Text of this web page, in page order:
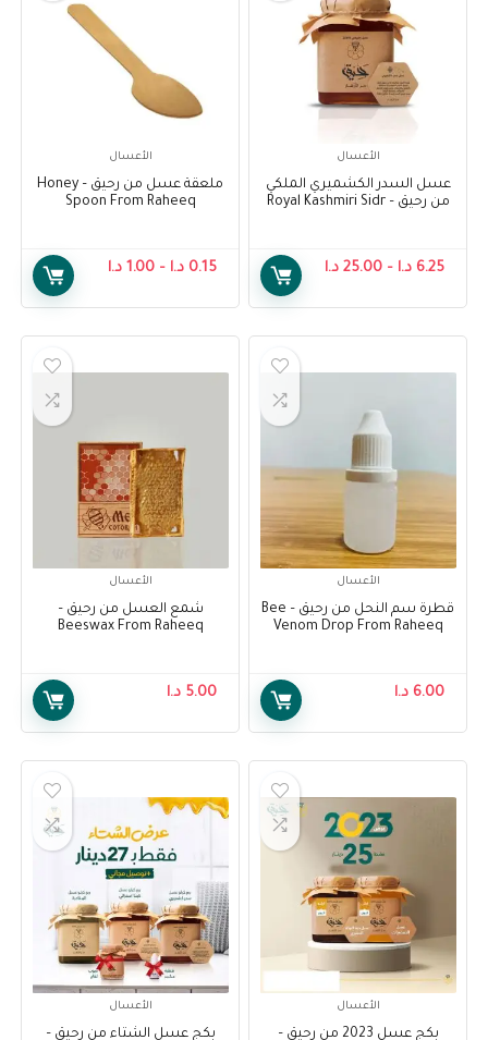
الأعسال
عسل السدر الكشميري الملكي
من رحيق – Royal Kashmiri Sidr
6.25 د.ا –
25.00 د.ا
الأعسال
ملعقة عسل من رحيق – Honey
Spoon From Raheeq
0.15 د.ا –
1.00 د.ا
الأعسال
قطرة سم النحل من رحيق – Bee
Venom Drop From Raheeq
6.00 د.ا
الأعسال
شمع العسل من رحيق –
Beeswax From Raheeq
5.00 د.ا
الأعسال
بكج عسل 2023 من رحيق –
الأعسال
بكج عسل الشتاء من رحيق –